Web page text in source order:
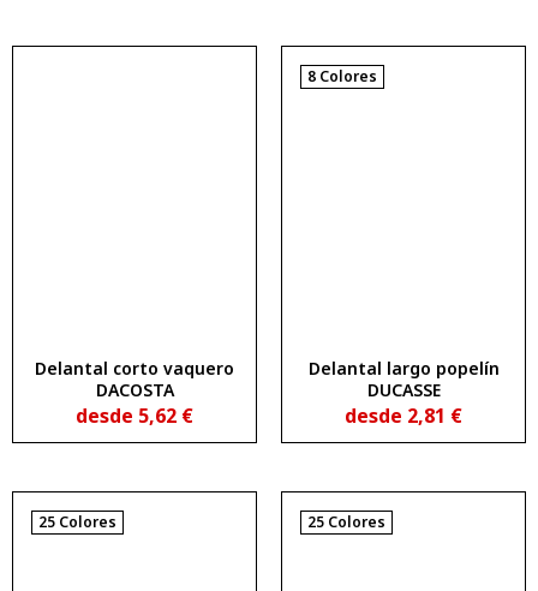
Delantal corto vaquero
DACOSTA
desde 5,62 €
8 Colores
Delantal largo popelín
DUCASSE
desde 2,81 €
25 Colores 25 Colores